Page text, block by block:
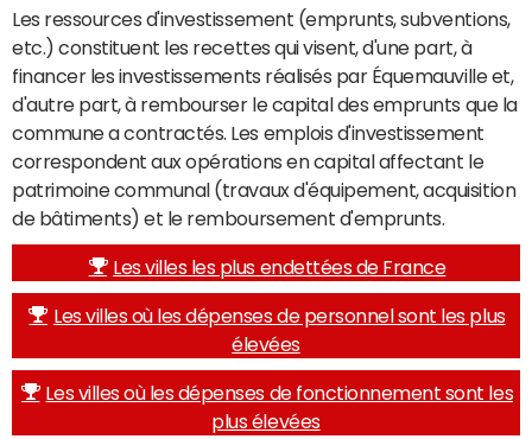
Les ressources d'investissement (emprunts, subventions,
etc.) constituent les recettes qui visent, d'une part, à
financer les investissements réalisés par Équemauville et,
d'autre part, à rembourser le capital des emprunts que la
commune a contractés. Les emplois d'investissement
correspondent aux opérations en capital affectant le
patrimoine communal (travaux d'équipement, acquisition
de bâtiments) et le remboursement d'emprunts.
Les villes les plus endettées de France
Les villes où les dépenses de personnel sont les plus
élevées
Les villes où les dépenses de fonctionnement sont les
plus élevées